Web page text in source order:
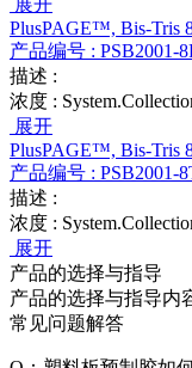
展开
PlusPAGE™, Bis-Tris
产品编号 : PSB2001-
描述 :
浓度 :
展开
PlusPAGE™, Bis-Tris
产品编号 : PSB2001-
描述 :
浓度 :
展开
产品的选择与指导
产品的选择与指导内
常见问题解答